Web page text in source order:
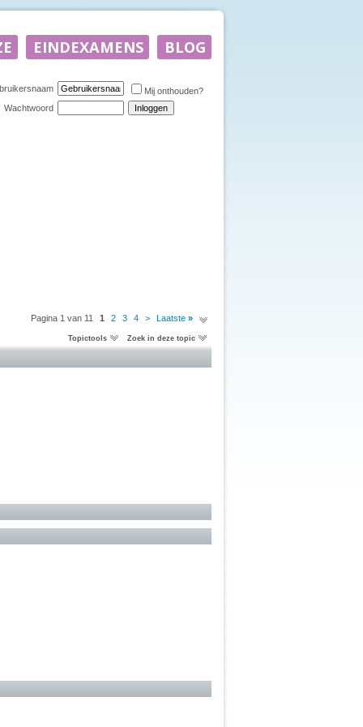
Mij onthouden?
Wachtwoord
Pagina 1 van 11 1 2 3 4 > Laatste »
Topictools Zoek in deze topic